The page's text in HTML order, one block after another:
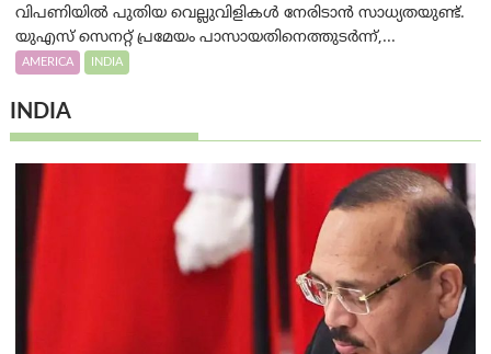
വിപണിയിൽ പുതിയ വെല്ലുവിളികൾ നേരിടാൻ സാധ്യതയുണ്ട്.
യുഎസ് സെനറ്റ് പ്രമേയം പാസായതിനെത്തുടർന്ന്,...
AMERICA INDIA
INDIA